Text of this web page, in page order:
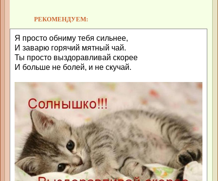
РЕКОМЕНДУЕМ:
Я просто обниму тебя сильнее,
И заварю горячий мятный чай.
Ты просто выздоравливай скорее
И больше не болей, и не скучай.